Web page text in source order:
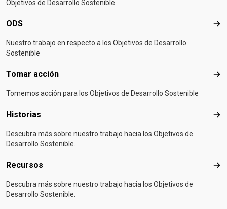
Objetivos de Desarrollo Sostenible.
ODS
Nuestro trabajo en respecto a los Objetivos de Desarrollo
Sostenible
Tomar acción
Tomemos acción para los Objetivos de Desarrollo Sostenible
Historias
Descubra más sobre nuestro trabajo hacia los Objetivos de
Desarrollo Sostenible.
Recursos
Descubra más sobre nuestro trabajo hacia los Objetivos de
Desarrollo Sostenible.